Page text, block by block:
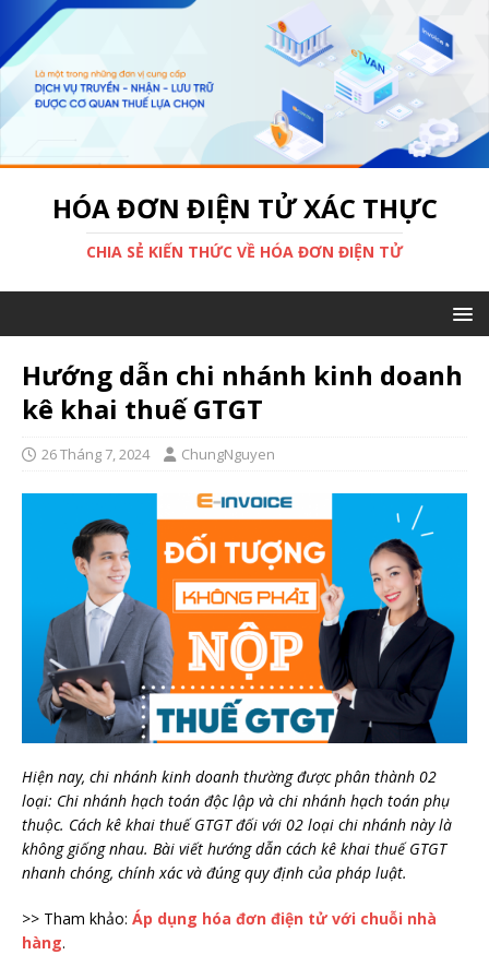
HÓA ĐƠN ĐIỆN TỬ XÁC THỰC
CHIA SẺ KIẾN THỨC VỀ HÓA ĐƠN ĐIỆN TỬ
Hướng dẫn chi nhánh kinh doanh
kê khai thuế GTGT
26 Tháng 7, 2024 ChungNguyen
Hiện nay, chi nhánh kinh doanh thường được phân thành 02
loại: Chi nhánh hạch toán độc lập và chi nhánh hạch toán phụ
thuộc. Cách kê khai thuế GTGT đối với 02 loại chi nhánh này là
không giống nhau. Bài viết hướng dẫn cách kê khai thuế GTGT
nhanh chóng, chính xác và đúng quy định của pháp luật.
>> Tham khảo: Áp dụng hóa đơn điện tử với chuỗi nhà
hàng.